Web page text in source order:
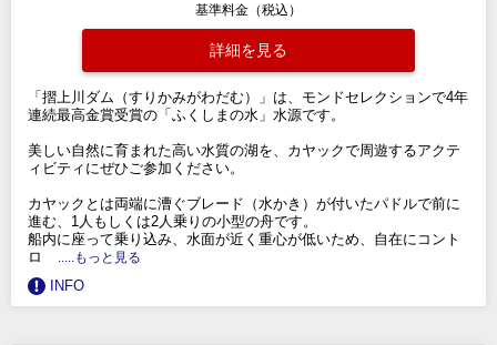
基準料金（税込）
詳細を見る
「摺上川ダム（すりかみがわだむ）」は、モンドセレクションで4年
連続最高金賞受賞の「ふくしまの水」水源です。
美しい自然に育まれた高い水質の湖を、カヤックで周遊するアクテ
ィビティにぜひご参加ください。
カヤックとは両端に漕ぐブレード（水かき）が付いたパドルで前に
進む、1人もしくは2人乗りの小型の舟です。
船内に座って乗り込み、水面が近く重心が低いため、自在にコント
ロ
.....もっと見る
INFO